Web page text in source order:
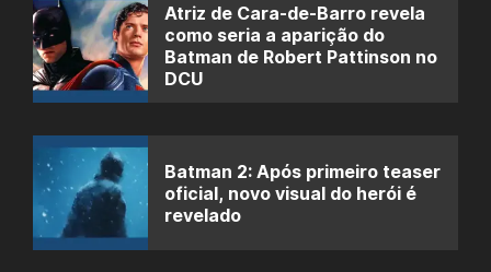
Atriz de Cara-de-Barro revela
como seria a aparição do
Batman de Robert Pattinson no
DCU
Batman 2: Após primeiro teaser
oficial, novo visual do herói é
revelado